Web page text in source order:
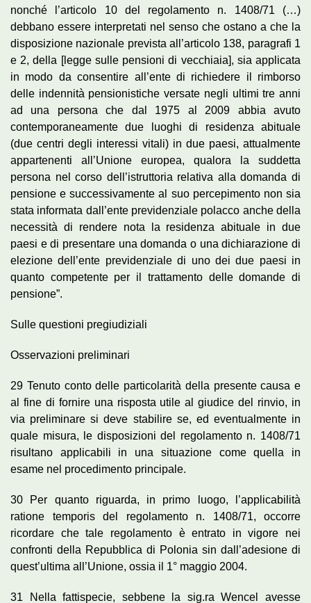
nonché l’articolo 10 del regolamento n. 1408/71 (…)
debbano essere interpretati nel senso che ostano a che la
disposizione nazionale prevista all’articolo 138, paragrafi 1
e 2, della [legge sulle pensioni di vecchiaia], sia applicata
in modo da consentire all’ente di richiedere il rimborso
delle indennità pensionistiche versate negli ultimi tre anni
ad una persona che dal 1975 al 2009 abbia avuto
contemporaneamente due luoghi di residenza abituale
(due centri degli interessi vitali) in due paesi, attualmente
appartenenti all’Unione europea, qualora la suddetta
persona nel corso dell’istruttoria relativa alla domanda di
pensione e successivamente al suo percepimento non sia
stata informata dall’ente previdenziale polacco anche della
necessità di rendere nota la residenza abituale in due
paesi e di presentare una domanda o una dichiarazione di
elezione dell’ente previdenziale di uno dei due paesi in
quanto competente per il trattamento delle domande di
pensione”.
Sulle questioni pregiudiziali
Osservazioni preliminari
29 Tenuto conto delle particolarità della presente causa e
al fine di fornire una risposta utile al giudice del rinvio, in
via preliminare si deve stabilire se, ed eventualmente in
quale misura, le disposizioni del regolamento n. 1408/71
risultano applicabili in una situazione come quella in
esame nel procedimento principale.
30 Per quanto riguarda, in primo luogo, l’applicabilità
ratione temporis del regolamento n. 1408/71, occorre
ricordare che tale regolamento è entrato in vigore nei
confronti della Repubblica di Polonia sin dall’adesione di
quest’ultima all’Unione, ossia il 1° maggio 2004.
31 Nella fattispecie, sebbene la sig.ra Wencel avesse